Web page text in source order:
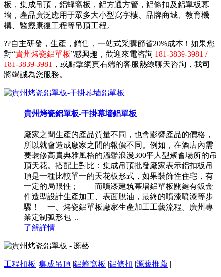
板，集成吊頂，鋁蜂窩板，鋁方通方管，鋁條扣及鋁單板幕
墻，產品廣泛應用于眾多大小型寫字樓、品牌商城、教育機
構、醫療康復工程等吊頂工程。
??自主研發，生產，銷售，一站式采購節省20%成本！如果您
對“貴州烤瓷鋁單板”感興趣，歡迎來電咨詢 181-3839-3981 /
181-3839-3981 ，或點擊網頁右端的客服熱線聊天咨詢，我司
將竭誠為您服務。
貴州烤瓷鋁單板-干掛幕墻鋁單板
廠家之間生產的產品質量不同，也會影響產品的價格，
所以就會造成廠家之間的報價不同。例如，在酒店內需
要裝修高貴典雅風格的溫馨浪漫300平大型聚會場所的吊
頂天花。搭配上對比：集成吊頂批發廠家表示鋁扣板吊
頂是一種比較單一的天花板形式，如果裝飾性住宅，有
一定的局限性； 而噴漆建筑幕墻鋁單板關鍵有鈑金
件造型設計生產加工、表面脫油，最終的噴漆噴漆等步
驟！ 一、烤瓷鋁單板廠家生產加工工藝流程。廣州專
業定制弧形包 ...
了解詳情
工程扣板 |集成吊頂 |鋁蜂窩板 |鋁條扣 |源藝推薦 |